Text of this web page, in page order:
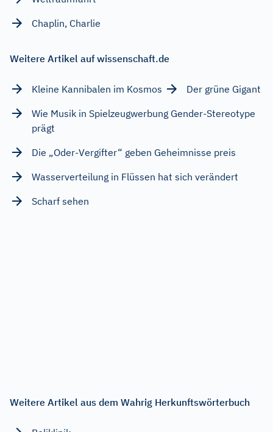
Chaplin, Charlie
Weitere Artikel auf wissenschaft.de
Kleine Kannibalen im Kosmos
Der grüne Gigant
Wie Musik in Spielzeugwerbung Gender-Stereotype
prägt
Die „Oder-Vergifter“ geben Geheimnisse preis
Wasserverteilung in Flüssen hat sich verändert
Scharf sehen
Weitere Artikel aus dem Wahrig Herkunftswörterbuch